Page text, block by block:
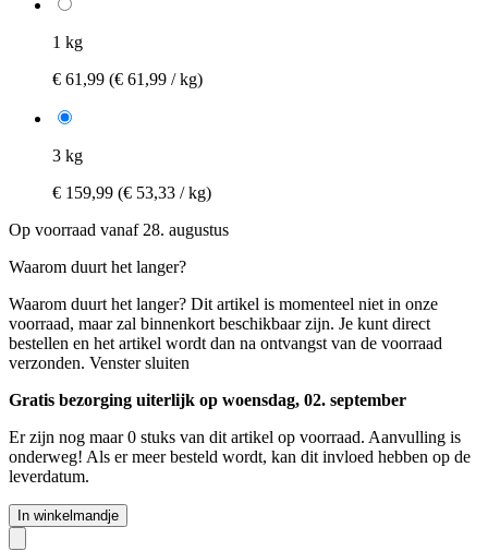
1 kg
€ 61,99 (€ 61,99 / kg)
3 kg
€ 159,99 (€ 53,33 / kg)
Op voorraad vanaf 28. augustus
Waarom duurt het langer?
Waarom duurt het langer? Dit artikel is momenteel niet in onze
voorraad, maar zal binnenkort beschikbaar zijn. Je kunt direct
bestellen en het artikel wordt dan na ontvangst van de voorraad
verzonden. Venster sluiten
Gratis bezorging uiterlijk op woensdag, 02. september
Er zijn nog maar 0 stuks van dit artikel op voorraad. Aanvulling is
onderweg! Als er meer besteld wordt, kan dit invloed hebben op de
leverdatum.
In winkelmandje